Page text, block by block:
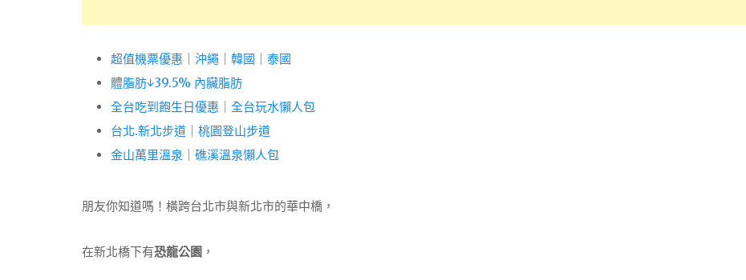
超值機票優惠 沖繩 韓國
泰國
體脂肪↓39.5% 內臟脂肪
全台吃到飽生日優惠
全台玩水懶人包
台北.新北步道
桃園登山步道
金山萬里溫泉
礁溪溫泉懶人包
朋友你知道嗎！橫跨台北市與新北市的華中橋，
在新北橋下有恐龍公園 ，